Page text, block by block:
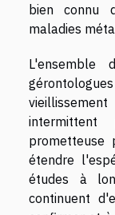
bien connu
maladies
L'ensemble
intermittent
prometteuse
étendre
études à
continuent